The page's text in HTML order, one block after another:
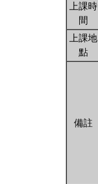
上課時
間
上課地
點
備註